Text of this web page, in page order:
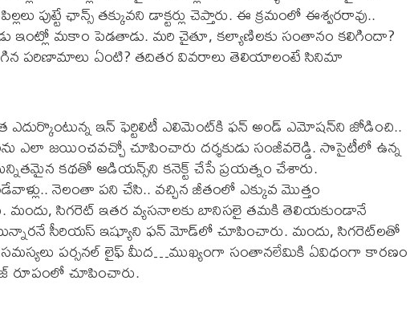
పుట్టే ఛాన్స్ తక్కువని డాక్టర్లు చెప్తారు. ఈ క్రమంలో ఈశ్వరరావు..
ఇంట్లో మకాం పెడతాడు. మరి చైతూ, కల్యాణిలకు సంతానం కలిగిందా?
పరిణామాలు ఏంటి? తదితర వివరాలు తెలియాలంటే సినిమా
ఎదుర్కొంటున్న ఇన్ ఫెర్టిలిటీ ఎలిమెంట్‌కి ఫన్ అండ్ ఎమోషన్‌ని జోడించి..
ఎలా జయించవచ్చో చూపించారు దర్శకుడు సంజీవరెడ్డి. సొసైటీలో ఉన్న
కథతో ఆడియన్స్‌ని కనెక్ట్ చేసే ప్రయత్నం చేశారు.
నెలంతా పని చేసి.. వచ్చిన జీతంలో ఎక్కువ మొత్తం
సిగరెట్ ఇతర వ్యసనాలకు బానిసలై తమకి తెలియకుండానే
సీరియస్ ఇష్యూని ఫన్ మోడ్‌లో చూపించారు. మందు, సిగరెట్‌లతో
సమస్యలు పర్సనల్ లైఫ్‌ మీద…ముఖ్యంగా సంతానలేమికి ఏవిధంగా కారణం
రూపంలో చూపించారు.